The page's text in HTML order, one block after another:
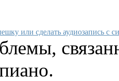
или сделать аудиозапись с